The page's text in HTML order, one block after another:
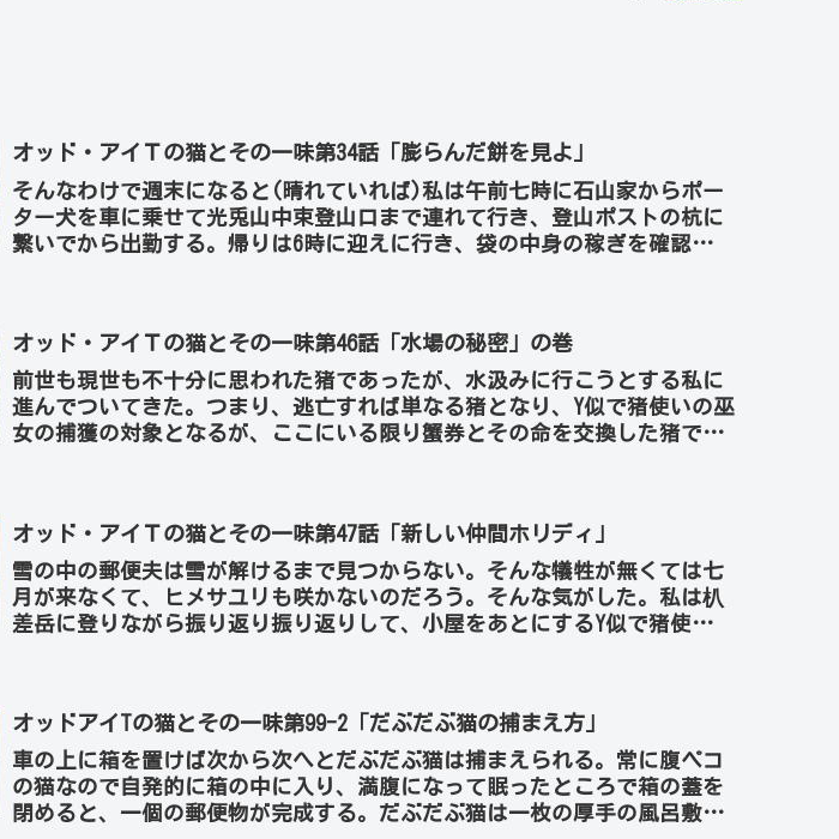
オッド・アイＴの猫とその一味第34話「膨らんだ餅を見よ」
そんなわけで週末になると(晴れていれば)私は午前七時に石山家からポー
ター犬を車に乗せて光兎山中束登山口まで連れて行き、登山ポストの杭に
繋いでから出勤する。帰りは6時に迎えに行き、袋の中身の稼ぎを確認して
オッド・アイＴの猫とその一味第46話「水場の秘密」の巻
前世も現世も不十分に思われた猪であったが、水汲みに行こうとする私に
進んでついてきた。つまり、逃亡すれば単なる猪となり、Y似で猪使いの巫
女の捕獲の対象となるが、ここにいる限り蟹券とその命を交換した猪であ
オッド・アイＴの猫とその一味第47話「新しい仲間ホリディ」
雪の中の郵便夫は雪が解けるまで見つからない。そんな犠牲が無くては七
月が来なくて、ヒメサユリも咲かないのだろう。そんな気がした。私は朳
差岳に登りながら振り返り振り返りして、小屋をあとにするY似で猪使いの
オッドアイTの猫とその一味第99-2「だぶだぶ猫の捕まえ方」
車の上に箱を置けば次から次へとだぶだぶ猫は捕まえられる。常に腹ペコ
の猫なので自発的に箱の中に入り、満腹になって眠ったところで箱の蓋を
閉めると、一個の郵便物が完成する。だぶだぶ猫は一枚の厚手の風呂敷の